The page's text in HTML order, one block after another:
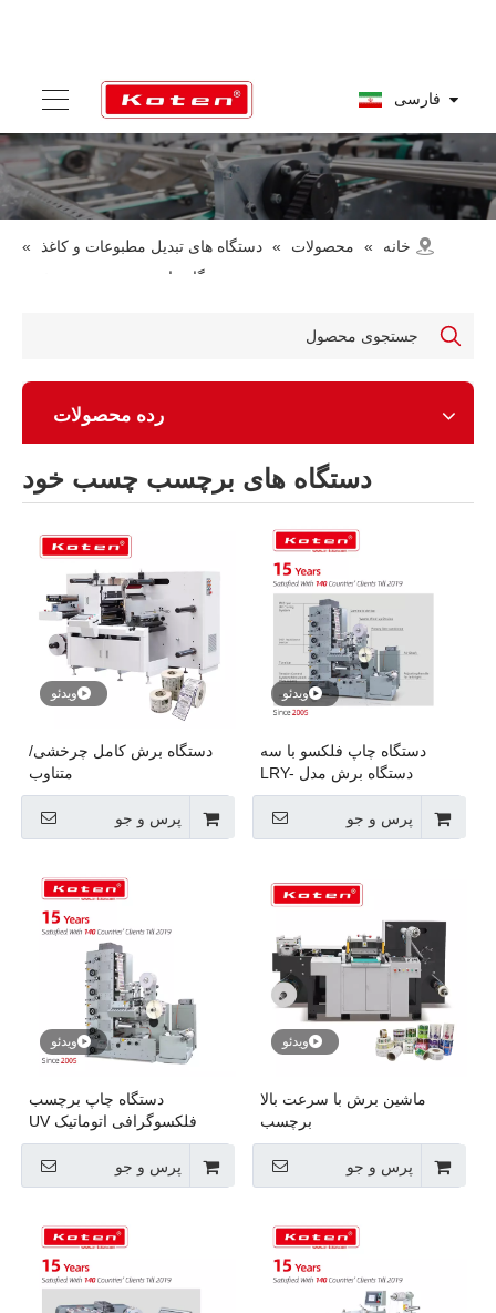
فارسی
خانه » محصولات » دستگاه های تبدیل مطبوعات و کاغذ
»
دستگاه های برچسب چسب خود
رده محصولات
دستگاه های برچسب چسب خود
ویدئو
دستگاه چاپ فلکسو با سه
دستگاه برش مدل LRY-
320/450
پرس و جو
ویدئو
دستگاه برش کامل چرخشی/
متناوب
پرس و جو
ویدئو
ماشین برش با سرعت بالا
برچسب
پرس و جو
ویدئو
دستگاه چاپ برچسب
فلکسوگرافی اتوماتیک UV
پرس و جو